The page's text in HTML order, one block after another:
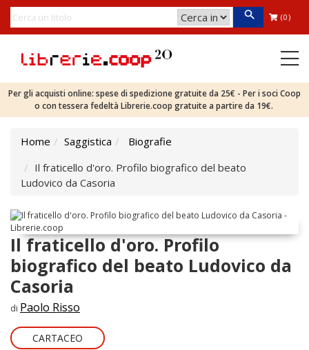
(0)
Per gli acquisti online: spese di spedizione gratuite da 25€ - Per i soci Coop
o con tessera fedeltà Librerie.coop gratuite a partire da 19€.
Home Saggistica
Biografie
Il fraticello d'oro. Profilo biografico del beato
Ludovico da Casoria
Il fraticello d'oro. Profilo
biografico del beato Ludovico da
Casoria
di Paolo Risso
CARTACEO